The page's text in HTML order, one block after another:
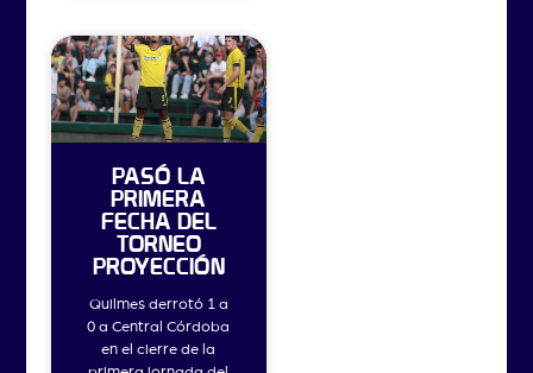
PASÓ LA
PRIMERA
FECHA DEL
TORNEO
PROYECCIÓN
Quilmes derrotó 1 a
0 a Central Córdoba
en el cierre de la